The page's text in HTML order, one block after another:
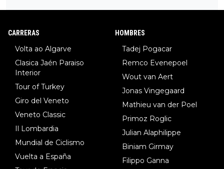
CARRERAS
Volta ao Algarve
Clasica Jaén Paraiso
Interior
Tour of Turkey
Giro del Veneto
Veneto Classic
Il Lombardia
Mundial de Ciclismo
Vuelta a España
HOMBRES
Tadej Pogacar
Remco Evenepoel
Wout van Aert
Jonas Vingegaard
Mathieu van der Poel
Primoz Roglic
Julian Alaphilippe
Biniam Girmay
Filippo Ganna